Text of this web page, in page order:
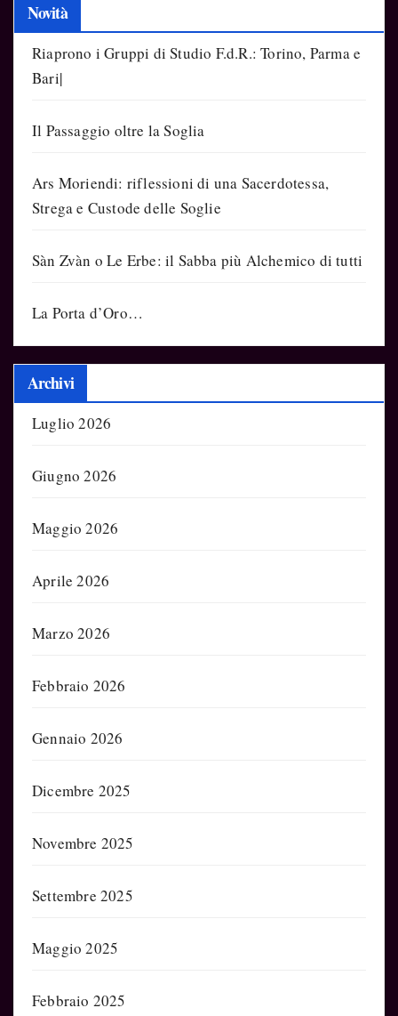
Novità
Riaprono i Gruppi di Studio F.d.R.: Torino, Parma e
Bari|
Il Passaggio oltre la Soglia
Ars Moriendi: riflessioni di una Sacerdotessa,
Strega e Custode delle Soglie
Sàn Zvàn o Le Erbe: il Sabba più Alchemico di tutti
La Porta d’Oro…
Archivi
Luglio 2026
Giugno 2026
Maggio 2026
Aprile 2026
Marzo 2026
Febbraio 2026
Gennaio 2026
Dicembre 2025
Novembre 2025
Settembre 2025
Maggio 2025
Febbraio 2025